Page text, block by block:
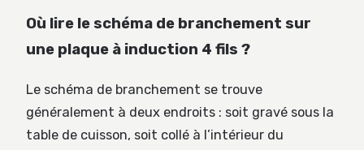
Où lire le schéma de branchement sur
une plaque à induction 4 fils ?
Le schéma de branchement se trouve
généralement à deux endroits : soit gravé sous la
table de cuisson, soit collé à l’intérieur du